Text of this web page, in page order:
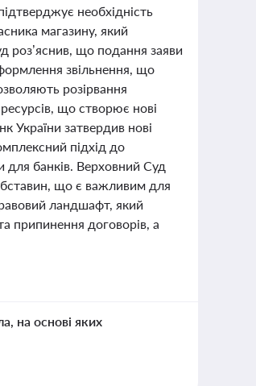
необхідність
магазину, який
роз’яснив, що подання заяви
звільнення, що
розірвання
що створює нові
України затвердив нові
підхід до
для банків. Верховний Суд
що є важливим для
ландшафт, який
припинення договорів, а
на основі яких